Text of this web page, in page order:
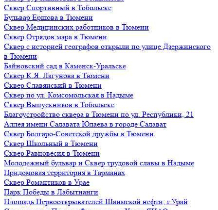
Сквер Спортивный в Тобольске
Бульвар Ершова в Тюмени
Сквер Медицинских работников в Тюмени
Сквер Отрядов мэра в Тюмени
Сквер с историей географов открыли по улице Дзержинского
в Тюмени
Байновский сад в Каменск-Уральске
Сквер К.Я. Лагунова в Тюмени
Сквер Славянский в Тюмени
Сквер по ул. Комсомольская в Надыме
Сквер Выпускников в Тобольске
Благоустройство сквера в Тюмени по ул. Республики, 21
Аллея имени Салавата Юлаева в городе Салават
Сквер Болгаро-Советской дружбы в Тюмени
Сквер Школьный в Тюмени
Сквер Равновесия в Тюмени
Молодежный бульвар и Сквер трудовой славы в Надыме
Придомовая территория в Тарманах
Сквер Романтиков в Урае
Парк Победы в Лабытнанги
Площадь Первооткрывателей Шаимской нефти, г.Урай